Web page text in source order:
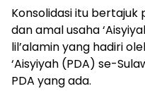
Konsolidasi itu
dan amal usaha
lil’alamin yang hadiri
‘Aisyiyah (PDA) se-
PDA yang ada.